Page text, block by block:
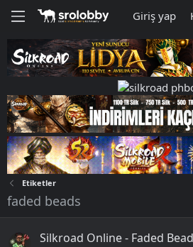
Giriş yap
Etiketler
faded beads
Silkroad Online - Faded